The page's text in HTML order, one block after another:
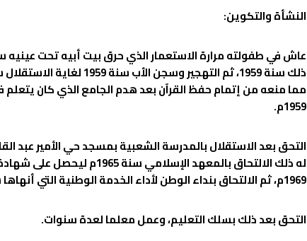
النشأة والتكوين:
مما منعه من إتمام حفظ القرآن بعد هدم الجامع الذي كان
1959م.
التحق بعد الاستقلال بالمدرسة الشعبية بمسجد حي الأمير عبد
له ذلك الالتحاق بالمعهد الإسلامي سنة
1969م، ثم الالتحاق بنداء الوطن لأداء الخدمة الوطنية التي أنهاها سنة 1971م.
التحق بعد ذلك بسلك التعليم، وعمل معلما لعدة سنوات.